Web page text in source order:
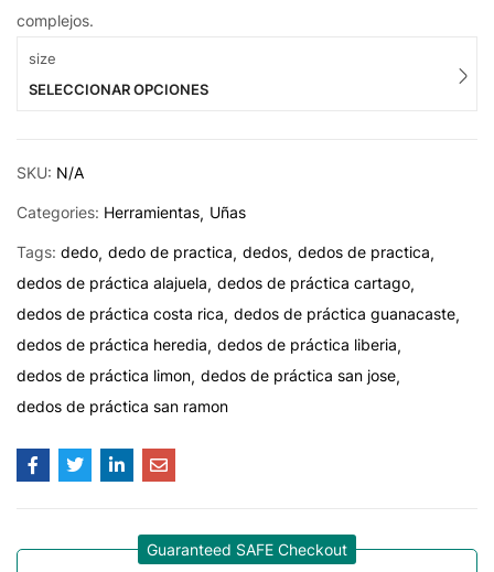
complejos.
size
SELECCIONAR OPCIONES
SKU: N/A
Categories: Herramientas Uñas
Tags: dedo dedo de practica dedos dedos de practica
dedos de práctica alajuela dedos de práctica cartago
dedos de práctica costa rica dedos de práctica guanacaste
dedos de práctica heredia dedos de práctica liberia
dedos de práctica limon dedos de práctica san jose
dedos de práctica san ramon
Guaranteed SAFE Checkout